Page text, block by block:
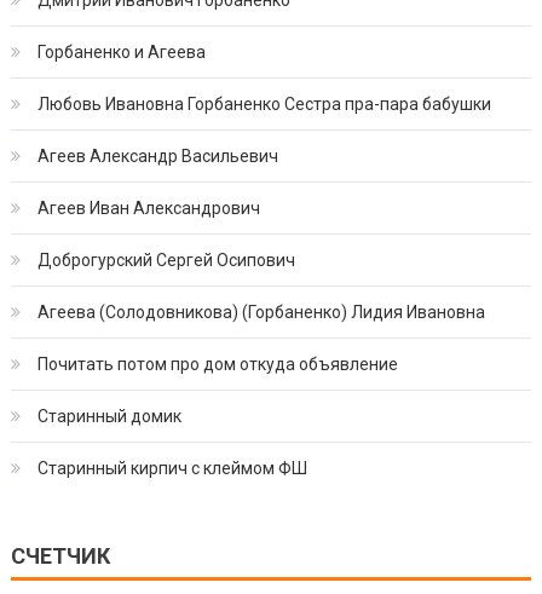
Горбаненко и Агеева
Любовь Ивановна Горбаненко Сестра пра-пара бабушки
Агеев Александр Васильевич
Агеев Иван Александрович
Доброгурский Сергей Осипович
Агеева (Солодовникова) (Горбаненко) Лидия Ивановна
Почитать потом про дом откуда объявление
Старинный домик
Старинный кирпич с клеймом ФШ
СЧЕТЧИК